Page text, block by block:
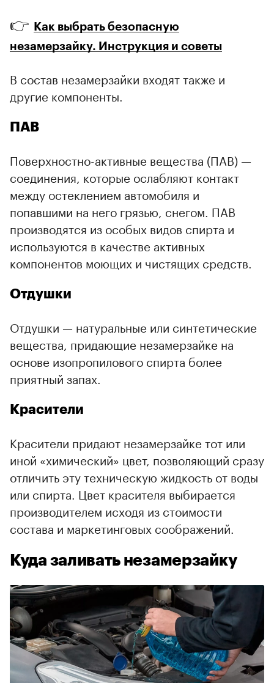
👉
Как выбрать безопасную
незамерзайку. Инструкция и советы
В состав незамерзайки входят также и
другие компоненты.
ПАВ
Поверхностно-активные вещества (ПАВ) —
соединения, которые ослабляют контакт
между остеклением автомобиля и
попавшими на него грязью, снегом. ПАВ
производятся из особых видов спирта и
используются в качестве активных
компонентов моющих и чистящих средств.
Отдушки
Отдушки — натуральные или синтетические
вещества, придающие незамерзайке на
основе изопропилового спирта более
приятный запах.
Красители
Красители придают незамерзайке тот или
иной «химический» цвет, позволяющий сразу
отличить эту техническую жидкость от воды
или спирта. Цвет красителя выбирается
производителем исходя из стоимости
состава и маркетинговых соображений.
Куда заливать незамерзайку